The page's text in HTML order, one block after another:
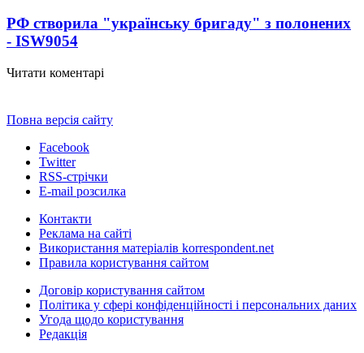
РФ створила "українську бригаду" з полонених
- ISW9054
Читати коментарі
Повна версія сайту
Facebook
Twitter
RSS-стрічки
E-mail розсилка
Контакти
Реклама на сайті
Використання матеріалів korrespondent.net
Правила користування сайтом
Договір користування сайтом
Політика у сфері конфіденційності і персональних даних
Угода щодо користування
Редакція